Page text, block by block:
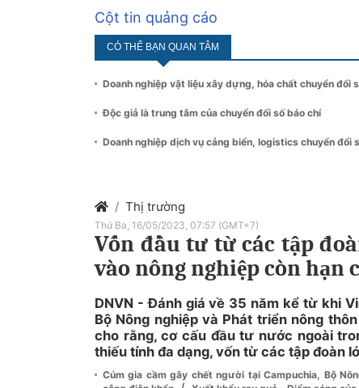
Cột tin quảng cáo
CÓ THỂ BẠN QUAN TÂM
Doanh nghiệp vật liệu xây dựng, hóa chất chuyển đổi
Độc giả là trung tâm của chuyển đổi số báo chí
Doanh nghiệp dịch vụ cảng biển, logistics chuyển đổi
Thị trường
Thứ Ba, 16/05/2023, 07:57 (GMT+7)
Vốn đầu tư từ các tập
vào nông nghiệp còn hạn
DNVN - Đánh giá về 35 năm kể từ khi
Bộ Nông nghiệp và Phát triển nông
cho rằng, cơ cấu đầu tư nước ngoài
thiếu tính đa dạng, vốn từ các tập đoàn
Cúm gia cầm gây chết người tại Campuchia, Bộ